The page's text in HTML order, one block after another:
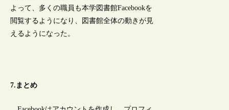
よって、多くの職員も本学図書館Facebookを
閲覧するようになり、図書館全体の動きが見
えるようになった。
7.まとめ